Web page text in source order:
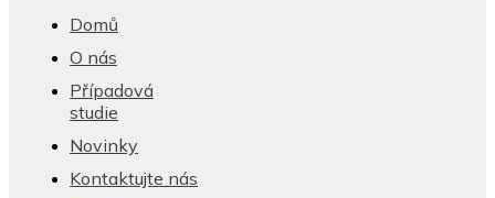
Domů
O nás
Případová
studie
Novinky
Kontaktujte nás